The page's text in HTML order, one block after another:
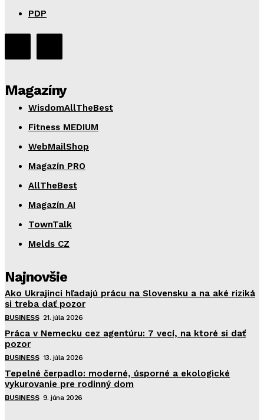
PDP
Magazíny
WisdomAllTheBest
Fitness MEDIUM
WebMailShop
Magazín PRO
AllTheBest
Magazín AI
TownTalk
Melds CZ
Najnovšie
Ako Ukrajinci hľadajú prácu na Slovensku a na aké riziká
si treba dať pozor
BUSINESS 21. júla 2026
Práca v Nemecku cez agentúru: 7 vecí, na ktoré si dať
pozor
BUSINESS 13. júla 2026
Tepelné čerpadlo: moderné, úsporné a ekologické
vykurovanie pre rodinný dom
BUSINESS 9. júna 2026